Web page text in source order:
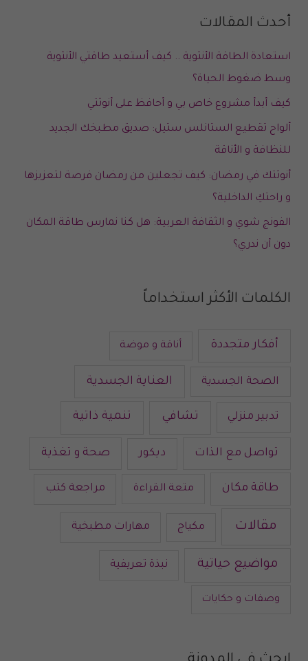
أحدث المقالات
استعادة الطاقة الأنثوية .. كيف أستعيد طاقتي الأنثوية
وسط ضغوط الحياة؟
كيف أبدأ مشروع خاص بي و أحافظ على أنوثتي
ألواح تقطيع الستانلس ستيل: صديق مطبخك الجديد
للنظافة و الأناقة
أنوثتك في رمضان: كيف تجعلين من رمضان فرصة لتعزيزها
و راحتكِ الداخلية؟
الفونج شوي و الثقافة العربية: هل كنا نمارس طاقة المكان
دون أن ندري؟
الكلمات الأكثر استخداماً
أفكار متجددة أناقة و موضة
الصحة الجسدية العناية الجسدية
تدبير منزلي تشافي تنمية ذاتية
تواصل مع الذات ديكور صحة و تغذية
طاقة مكان متعة القراءة مراجعة كتب
مقالات مكياج مهارات مطبخية
مواضيع حياتية نبذة تعريفية
وصفات و حكايات